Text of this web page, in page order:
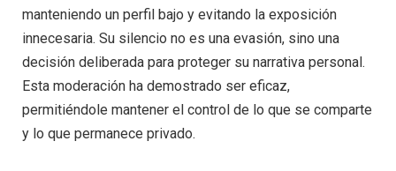
manteniendo un perfil bajo y evitando la exposición
innecesaria. Su silencio no es una evasión, sino una
decisión deliberada para proteger su narrativa personal.
Esta moderación ha demostrado ser eficaz,
permitiéndole mantener el control de lo que se comparte
y lo que permanece privado.